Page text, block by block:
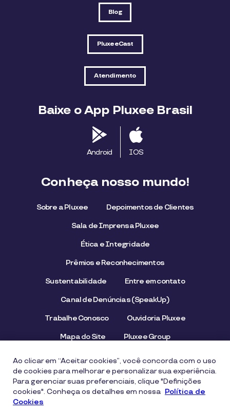
Blog
PluxeeCast
Atendimento
Baixe o App Pluxee Brasil
Android IOS
Conheça nosso mundo!
Sobre a Pluxee Depoimentos de Clientes
Sala de Imprensa Pluxee
Ética e Integridade
Prêmios e Reconhecimentos
Sustentabilidade Entre em contato
Canal de Denúncias (SpeakUp)
Trabalhe Conosco Ouvidoria Pluxee
Mapa do Site Pluxee Group
Aviso de Privacidade Termos de uso
Ao clicar em “Aceitar cookies”, você concorda com o uso
de cookies para melhorar e personalizar sua experiência.
Para gerenciar suas preferenciais, clique "Definições
cookies". Conheça os detalhes em nossa Política de
Cookies